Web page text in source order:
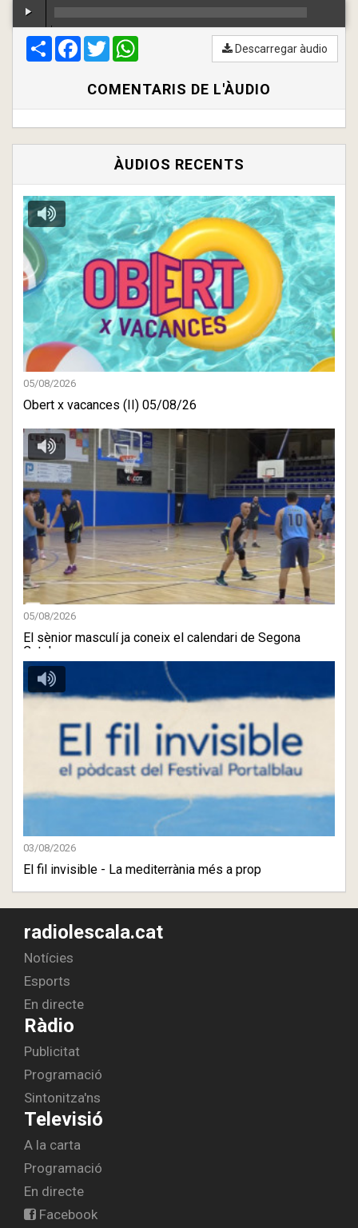
00:00/ 00:00
CompartirFacebook
Twitter Descarregar àudio
COMENTARIS DE L'ÀUDIO
ÀUDIOS RECENTS
05/08/2026
Obert x vacances (II) 05/08/26
05/08/2026
El sènior masculí ja coneix el calendari de Segona
Catalana
03/08/2026
El fil invisible - La mediterrània més a prop
radiolescala.cat
Notícies
Esports
En directe
Ràdio
Publicitat
Programació
Sintonitza'ns
Televisió
A la carta
Programació
En directe
Facebook